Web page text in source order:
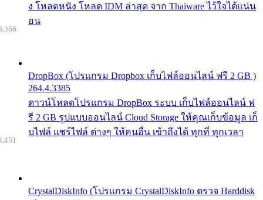
ง โหลดหนัง โหลด IDM ล่าสุด จาก Thaiware ไว้ใจได้แน่น
อน
DropBox (โปรแกรม Dropbox เก็บไฟล์ออนไลน์ ฟรี 2 GB )
264.4.3385
ดาวน์โหลดโปรแกรม DropBox ระบบ เก็บไฟล์ออนไลน์ ฟ
รี 2 GB รูปแบบออนไลน์ Cloud Storage ให้คุณเก็บข้อมูล เก็
บไฟล์ แชร์ไฟล์ ต่างๆ ให้คนอื่น เข้าถึงได้ ทุกที่ ทุกเวลา
CrystalDiskInfo (โปรแกรม CrystalDiskInfo ตรวจ Harddisk